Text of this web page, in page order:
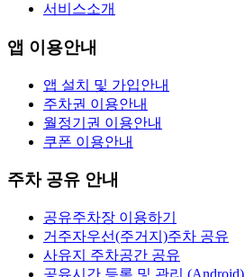
서비스소개
앱 이용안내
앱 설치 및 가입안내
주차권 이용안내
월정기권 이용안내
쿠폰 이용안내
주차 공유 안내
공유주차장 이용하기
거주자우선(주거지)주차 공유
사유지 주차공간 공유